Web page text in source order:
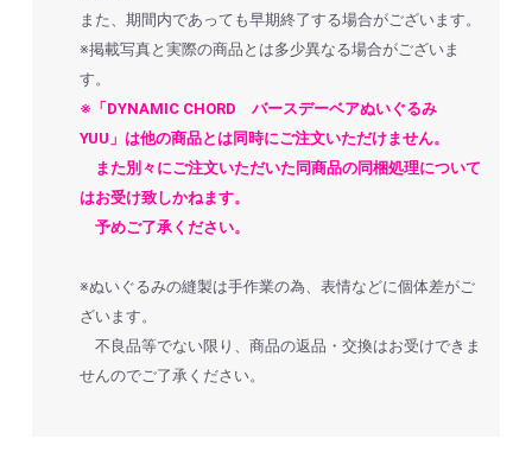
また、期間内であっても早期終了する場合がございます。
※掲載写真と実際の商品とは多少異なる場合がございま
す。
※「DYNAMIC CHORD バースデーベアぬいぐるみ
YUU」は他の商品とは同時にご注文いただけません。
また別々にご注文いただいた同商品の同梱処理について
はお受け致しかねます。
予めご了承ください。
※ぬいぐるみの縫製は手作業の為、表情などに個体差がご
ざいます。
不良品等でない限り、商品の返品・交換はお受けできま
せんのでご了承ください。